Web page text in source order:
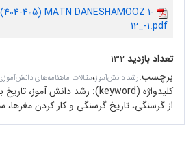
405) MATN DANESHAMOOZ 1-
12_-1.pdf
تعداد بازدید۱۳۲
برچسب:رشد دانش‌آموز،مقالات ماهنامه‌های
کلیدواژه (keyword):
رشد دانش آموز، تاریخ
از گرسنگی، تاریخ گرسنگی و کار کردن مغزها،